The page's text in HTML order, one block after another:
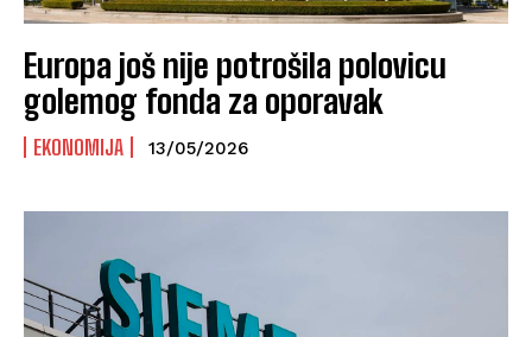
Europa još nije potrošila polovicu
golemog fonda za oporavak
EKONOMIJA 13/05/2026